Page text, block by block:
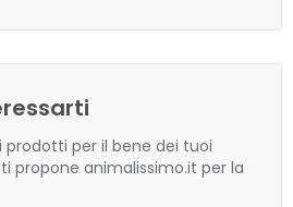
per il bene dei tuoi
propone animalissimo.it per la